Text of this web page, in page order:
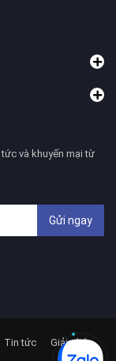
và khuyến mại từ
Gửi ngay
Tin tức Giải pháp